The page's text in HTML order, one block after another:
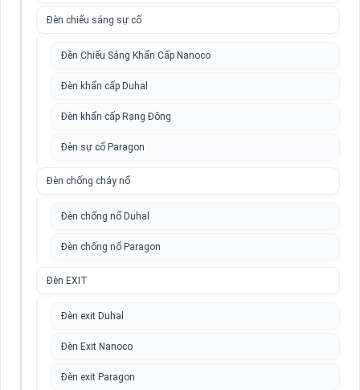
Đèn chiếu sáng sự cố
Đền Chiếu Sáng Khẩn Cấp Nanoco
Đèn khẩn cấp Duhal
Đèn khẩn cấp Rạng Đông
Đèn sự cố Paragon
Đèn chống cháy nổ
Đèn chống nổ Duhal
Đèn chống nổ Paragon
Đèn EXIT
Đèn exit Duhal
Đèn Exit Nanoco
Đèn exit Paragon